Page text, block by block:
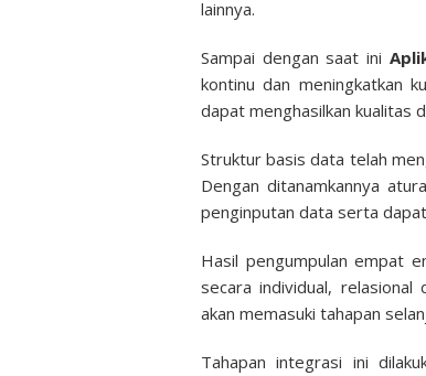
lainnya.
Sampai dengan saat ini
kontinu dan meningkatkan
dapat menghasilkan kualitas
Struktur basis data telah
Dengan ditanamkannya
penginputan data serta
Hasil pengumpulan empat
secara individual,
akan memasuki tahapan
Tahapan integrasi ini